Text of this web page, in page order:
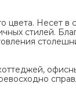
цвета. Несет в
стилей.